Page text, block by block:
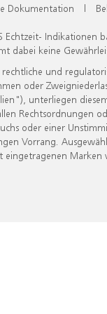
Dokumentation |
Echtzeit- Indikationen
dabei keine
und
oder
unterliegen
Rechtsordnungen
oder einer
Vorrang.
eingetragenen Marken